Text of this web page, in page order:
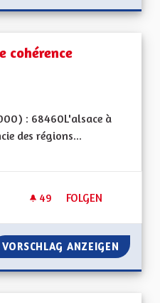
cohérence
: 68460L'alsace à
des régions...
49 49 FOLLOWER
FOLGEN
UNE RÉGION
VORSCHLAG ANZEIGEN UNE